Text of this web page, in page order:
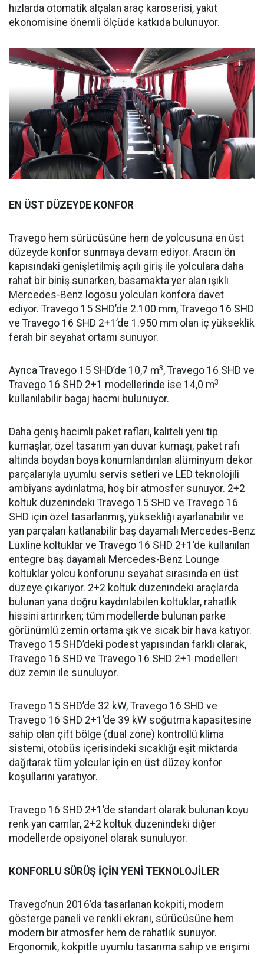
hızlarda otomatik alçalan araç karoserisi, yakıt
ekonomisine önemli ölçüde katkıda bulunuyor.
EN ÜST DÜZEYDE KONFOR
Travego hem sürücüsüne hem de yolcusuna en üst
düzeyde konfor sunmaya devam ediyor. Aracın ön
kapısındaki genişletilmiş açılı giriş ile yolculara daha
rahat bir biniş sunarken, basamakta yer alan ışıklı
Mercedes-Benz logosu yolcuları konfora davet
ediyor. Travego 15 SHD’de 2.100 mm, Travego 16 SHD
ve Travego 16 SHD 2+1’de 1.950 mm olan iç yükseklik
ferah bir seyahat ortamı sunuyor.
Ayrıca Travego 15 SHD’de 10,7 m3, Travego 16 SHD ve
Travego 16 SHD 2+1 modellerinde ise 14,0 m3
kullanılabilir bagaj hacmi bulunuyor.
Daha geniş hacimli paket rafları, kaliteli yeni tip
kumaşlar, özel tasarım yan duvar kumaşı, paket rafı
altında boydan boya konumlandırılan alüminyum dekor
parçalarıyla uyumlu servis setleri ve LED teknolojili
ambiyans aydınlatma, hoş bir atmosfer sunuyor. 2+2
koltuk düzenindeki Travego 15 SHD ve Travego 16
SHD için özel tasarlanmış, yüksekliği ayarlanabilir ve
yan parçaları katlanabilir baş dayamalı Mercedes-Benz
Luxline koltuklar ve Travego 16 SHD 2+1’de kullanılan
entegre baş dayamalı Mercedes-Benz Lounge
koltuklar yolcu konforunu seyahat sırasında en üst
düzeye çıkarıyor. 2+2 koltuk düzenindeki araçlarda
bulunan yana doğru kaydırılabilen koltuklar, rahatlık
hissini artırırken; tüm modellerde bulunan parke
görünümlü zemin ortama şık ve sıcak bir hava katıyor.
Travego 15 SHD’deki podest yapısından farklı olarak,
Travego 16 SHD ve Travego 16 SHD 2+1 modelleri
düz zemin ile sunuluyor.
Travego 15 SHD’de 32 kW, Travego 16 SHD ve
Travego 16 SHD 2+1’de 39 kW soğutma kapasitesine
sahip olan çift bölge (dual zone) kontrollü klima
sistemi, otobüs içerisindeki sıcaklığı eşit miktarda
dağıtarak tüm yolcular için en üst düzey konfor
koşullarını yaratıyor.
Travego 16 SHD 2+1’de standart olarak bulunan koyu
renk yan camlar, 2+2 koltuk düzenindeki diğer
modellerde opsiyonel olarak sunuluyor.
KONFORLU SÜRÜŞ İÇİN YENİ TEKNOLOJİLER
Travego’nun 2016’da tasarlanan kokpiti, modern
gösterge paneli ve renkli ekranı, sürücüsüne hem
modern bir atmosfer hem de rahatlık sunuyor.
Ergonomik, kokpitle uyumlu tasarıma sahip ve erişimi